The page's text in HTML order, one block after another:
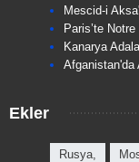
Mescid-i
Paris’te
Kanarya
Afganistan'da
Ekler
Rusya,